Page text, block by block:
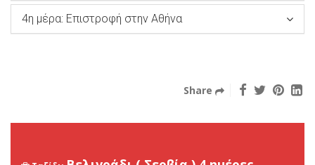
4η μέρα: Επιστροφή στην Αθήνα
Share